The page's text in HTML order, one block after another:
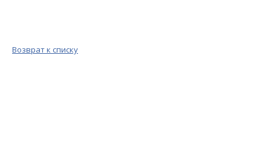
Возврат к списку